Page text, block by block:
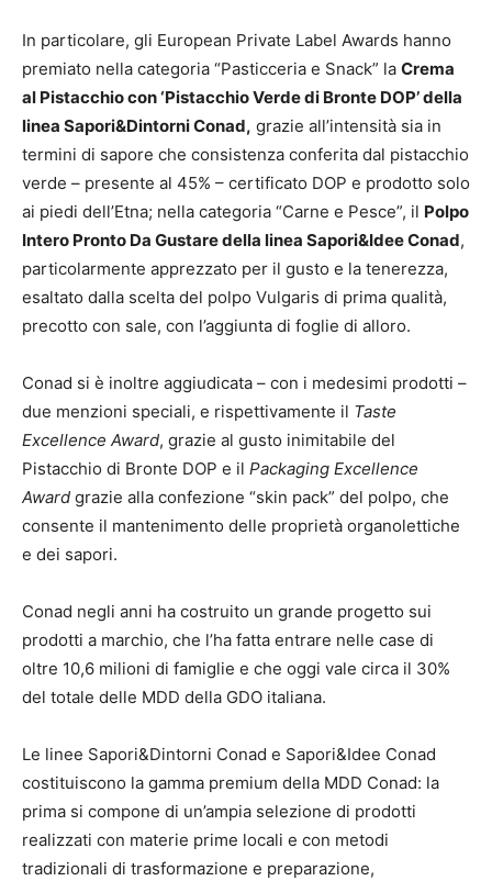
In particolare, gli European Private Label Awards hanno
premiato nella categoria “Pasticceria e Snack” la Crema
al Pistacchio con ‘Pistacchio Verde di Bronte DOP’ della
linea Sapori&Dintorni Conad, grazie all’intensità sia in
termini di sapore che consistenza conferita dal pistacchio
verde – presente al 45% – certificato DOP e prodotto solo
ai piedi dell’Etna; nella categoria “Carne e Pesce”, il Polpo
Intero Pronto Da Gustare della linea Sapori&Idee Conad,
particolarmente apprezzato per il gusto e la tenerezza,
esaltato dalla scelta del polpo Vulgaris di prima qualità,
precotto con sale, con l’aggiunta di foglie di alloro.
Conad si è inoltre aggiudicata – con i medesimi prodotti –
due menzioni speciali, e rispettivamente il Taste
Excellence Award, grazie al gusto inimitabile del
Pistacchio di Bronte DOP e il Packaging Excellence
Award grazie alla confezione “skin pack” del polpo, che
consente il mantenimento delle proprietà organolettiche
e dei sapori.
Conad negli anni ha costruito un grande progetto sui
prodotti a marchio, che l’ha fatta entrare nelle case di
oltre 10,6 milioni di famiglie e che oggi vale circa il 30%
del totale delle MDD della GDO italiana.
Le linee Sapori&Dintorni Conad e Sapori&Idee Conad
costituiscono la gamma premium della MDD Conad: la
prima si compone di un’ampia selezione di prodotti
realizzati con materie prime locali e con metodi
tradizionali di trasformazione e preparazione,